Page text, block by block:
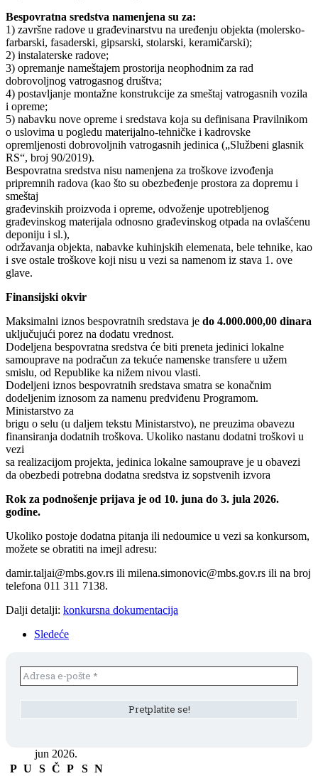
Bespovratna sredstva namenjena su za:
1) završne radove u građevinarstvu na uređenju objekta (molersko-
farbarski, fasaderski, gipsarski, stolarski, keramičarski);
2) instalaterske radove;
3) opremanje nameštajem prostorija neophodnim za rad
dobrovoljnog vatrogasnog društva;
4) postavljanje montažne konstrukcije za smeštaj vatrogasnih vozila
i opreme;
5) nabavku nove opreme i sredstava koja su definisana Pravilnikom
o uslovima u pogledu materijalno-tehničke i kadrovske
opremljenosti dobrovoljnih vatrogasnih jedinica („Službeni glasnik
RS“, broj 90/2019).
Bespovratna sredstva nisu namenjena za troškove izvođenja
pripremnih radova (kao što su obezbeđenje prostora za dopremu i
smeštaj
građevinskih proizvoda i opreme, odvoženje upotrebljenog
građevinskog materijala odnosno građevinskog otpada na ovlašćenu
deponiju i sl.),
održavanja objekta, nabavke kuhinjskih elemenata, bele tehnike, kao
i sve ostale troškove koji nisu u vezi sa namenom iz stava 1. ove
glave.
Finansijski okvir
Maksimalni iznos bespovratnih sredstava je do 4.000.000,00 dinara
uključujući porez na dodatu vrednost.
Dodeljena bespovratna sredstva će biti preneta jedinici lokalne
samouprave na podračun za tekuće namenske transfere u užem
smislu, od Republike ka nižem nivou vlasti.
Dodeljeni iznos bespovratnih sredstava smatra se konačnim
dodeljenim iznosom za namenu predviđenu Programom.
Ministarstvo za
brigu o selu (u daljem tekstu Ministarstvo), ne preuzima obavezu
finansiranja dodatnih troškova. Ukoliko nastanu dodatni troškovi u
vezi
sa realizacijom projekta, jedinica lokalne samouprave je u obavezi
da obezbedi potrebna dodatna sredstva iz sopstvenih izvora
Rok za podnošenje prijava je od 10. juna do 3. jula 2026.
godine.
Ukoliko postoje dodatna pitanja ili nedoumice u vezi sa konkursom,
možete se obratiti na imejl adresu:
damir.taljai@mbs.gov.rs ili milena.simonovic@mbs.gov.rs ili na broj
telefona 011 311 7138.
Dalji detalji: konkursna dokumentacija
Sledeće
jun 2026.
P U S Č P S N